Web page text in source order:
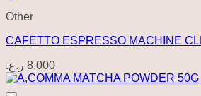
Other
CAFETTO ESPRESSO MACHINE
8.000 ر.ع.